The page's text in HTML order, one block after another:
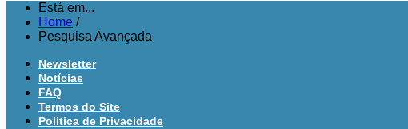
Está em...
Home /
Pesquisa Avançada
Newsletter
Notícias
FAQ
Termos do Site
Politica de Privacidade